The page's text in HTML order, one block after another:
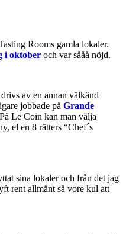
Rooms gamla lokaler.
i oktober och var sååå nöjd.
av en annan välkänd
jobbade på Grande
Le Coin kan man välja
el en 8 rätters “Chef´s
sina lokaler och från det jag
rent allmänt så vore kul att